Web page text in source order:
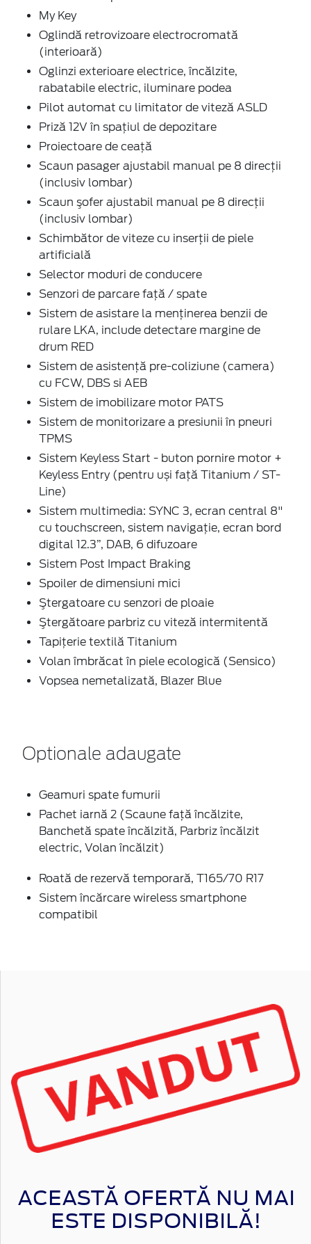
My Key
Oglindă retrovizoare electrocromată
(interioară)
Oglinzi exterioare electrice, încălzite,
rabatabile electric, iluminare podea
Pilot automat cu limitator de viteză ASLD
Priză 12V în spaţiul de depozitare
Proiectoare de ceaţă
Scaun pasager ajustabil manual pe 8 direcţii
(inclusiv lombar)
Scaun şofer ajustabil manual pe 8 direcţii
(inclusiv lombar)
Schimbător de viteze cu inserţii de piele
artificială
Selector moduri de conducere
Senzori de parcare faţă / spate
Sistem de asistare la menținerea benzii de
rulare LKA, include detectare margine de
drum RED
Sistem de asistenţă pre-coliziune (camera)
cu FCW, DBS si AEB
Sistem de imobilizare motor PATS
Sistem de monitorizare a presiunii în pneuri
TPMS
Sistem Keyless Start - buton pornire motor +
Keyless Entry (pentru uși față Titanium / ST-
Line)
Sistem multimedia: SYNC 3, ecran central 8"
cu touchscreen, sistem navigaţie, ecran bord
digital 12.3”, DAB, 6 difuzoare
Sistem Post Impact Braking
Spoiler de dimensiuni mici
Ştergatoare cu senzori de ploaie
Ştergătoare parbriz cu viteză intermitentă
Tapiţerie textilă Titanium
Volan îmbrăcat în piele ecologică (Sensico)
Vopsea nemetalizată, Blazer Blue
Optionale adaugate
Geamuri spate fumurii
Pachet iarnă 2 (Scaune faţă încălzite,
Banchetă spate încălzită, Parbriz încălzit
electric, Volan încălzit)
Roată de rezervă temporară, T165/70 R17
Sistem încărcare wireless smartphone
compatibil
ACEASTĂ OFERTĂ NU MAI
ESTE DISPONIBILĂ!